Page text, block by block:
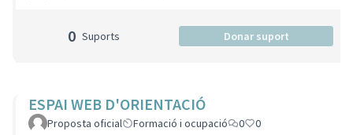
0 Suports Donar suport
ESPAI WEB D'ORIENTACIÓ
Proposta oficial Formació i ocupació 0 0